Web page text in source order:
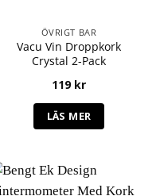
ÖVRIGT BAR
Vacu Vin Droppkork
Crystal 2-Pack
119 kr
LÄS MER